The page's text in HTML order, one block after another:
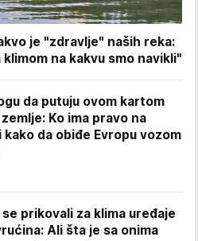
je "zdravlje" naših reka:
na kakvu smo navikli"
da putuju ovom kartom
Ko ima pravo na
kako da obiđe Evropu vozom
se prikovali za klima uređaje
Ali šta je sa onima